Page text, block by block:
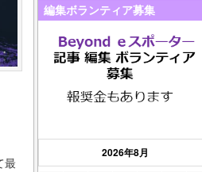
最
編集ボランティア募集
2026年8月